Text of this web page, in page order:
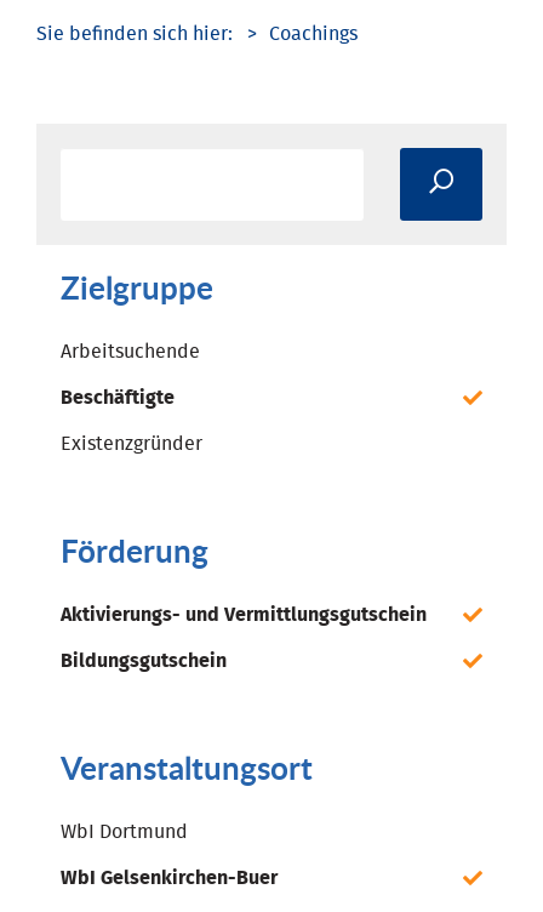
Coachings
Zielgruppe
Arbeitsuchende
Beschäftigte
Existenzgründer
Förderung
Aktivierungs- und Vermittlungsgutschein
Bildungsgutschein
Veranstaltungsort
WbI Dortmund
WbI Gelsenkirchen-Buer